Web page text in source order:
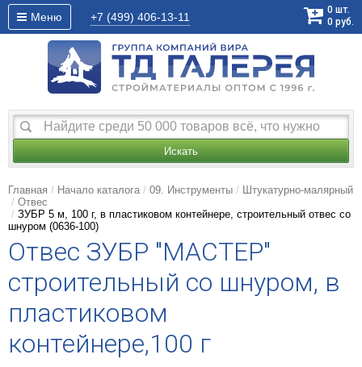
Меню +7 (499) 406-13-11
0 шт.
0 руб.
Искать
Главная Начало каталога 09. Инструменты
Штукатурно-малярный
Отвес
ЗУБР 5 м, 100 г, в пластиковом контейнере, строительный отвес со
шнуром (0636-100)
Отвес ЗУБР "МАСТЕР"
строительный со шнуром, в
пластиковом
контейнере,100 г